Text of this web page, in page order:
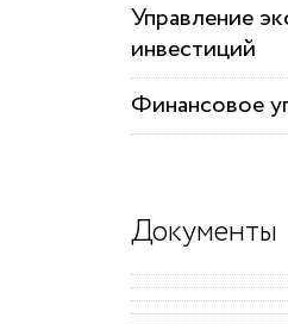
Управление
инвестиций
Финансовое
Документы